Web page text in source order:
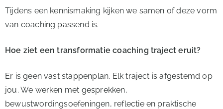
Tijdens een kennismaking kijken we samen of deze vorm
van coaching passend is.
Hoe ziet een transformatie coaching traject eruit?
Er is geen vast stappenplan. Elk traject is afgestemd op
jou. We werken met gesprekken,
bewustwordingsoefeningen, reflectie en praktische